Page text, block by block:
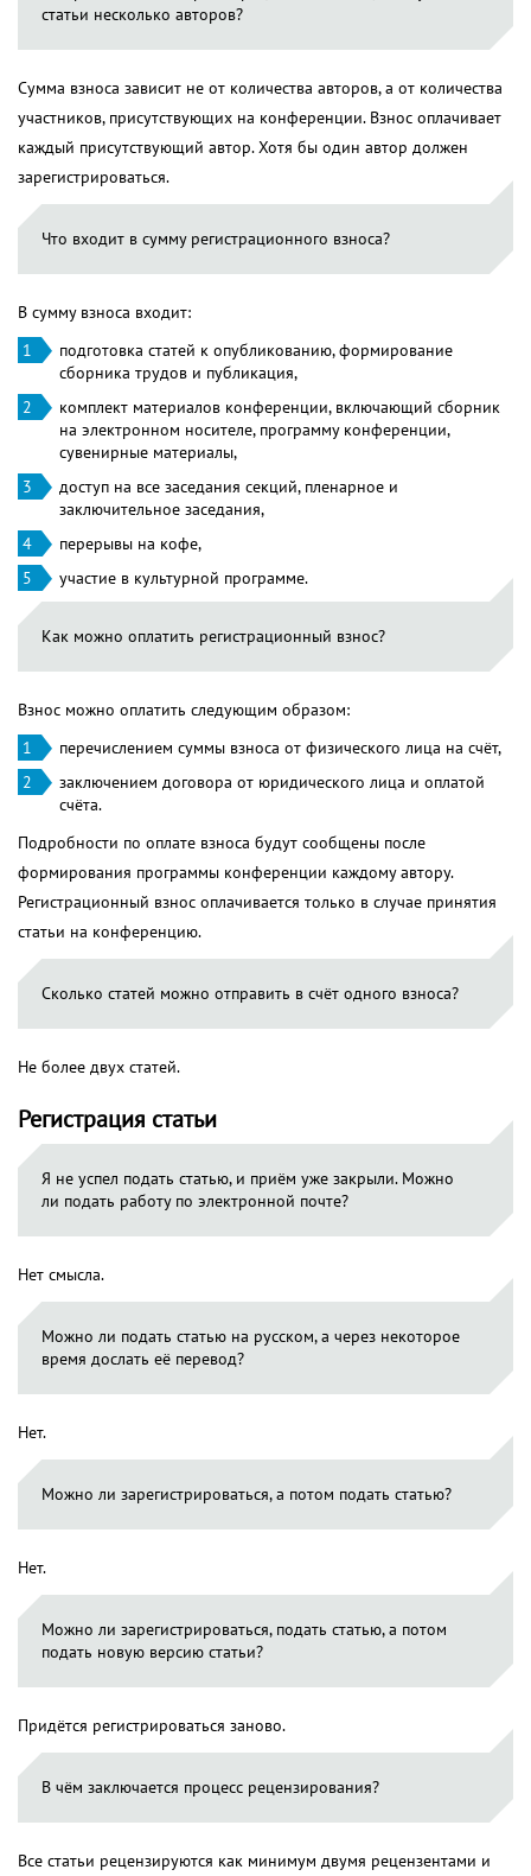
статьи несколько авторов?
Сумма взноса зависит не от количества авторов, а от количества
участников, присутствующих на конференции. Взнос оплачивает
каждый присутствующий автор. Хотя бы один автор должен
зарегистрироваться.
Что входит в сумму регистрационного взноса?
В сумму взноса входит:
подготовка статей к опубликованию, формирование
сборника трудов и публикация,
комплект материалов конференции, включающий сборник
на электронном носителе, программу конференции,
сувенирные материалы,
доступ на все заседания секций, пленарное и
заключительное заседания,
перерывы на кофе,
участие в культурной программе.
Как можно оплатить регистрационный взнос?
Взнос можно оплатить следующим образом:
перечислением суммы взноса от физического лица на счёт,
заключением договора от юридического лица и оплатой
счёта.
Подробности по оплате взноса будут сообщены после
формирования программы конференции каждому автору.
Регистрационный взнос оплачивается только в случае принятия
статьи на конференцию.
Сколько статей можно отправить в счёт одного взноса?
Не более двух статей.
Регистрация статьи
Я не успел подать статью, и приём уже закрыли. Можно
ли подать работу по электронной почте?
Нет смысла.
Можно ли подать статью на русском, а через некоторое
время дослать её перевод?
Нет.
Можно ли зарегистрироваться, а потом подать статью?
Нет.
Можно ли зарегистрироваться, подать статью, а потом
подать новую версию статьи?
Придётся регистрироваться заново.
В чём заключается процесс рецензирования?
Все статьи рецензируются как минимум двумя рецензентами и